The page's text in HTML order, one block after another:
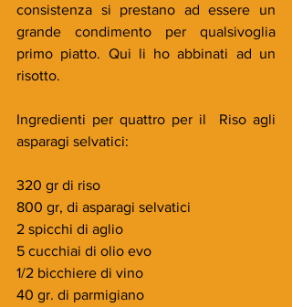
consistenza si prestano ad essere un
grande condimento per qualsivoglia
primo piatto. Qui li ho abbinati ad un
risotto.
Ingredienti per quattro per il  Riso agli
asparagi selvatici:
320 gr di riso
800 gr, di asparagi selvatici
2 spicchi di aglio
5 cucchiai di olio evo
1/2 bicchiere di vino
40 gr. di parmigiano